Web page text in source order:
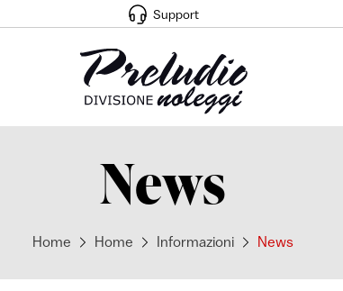
Support
News
Home Home Informazioni News